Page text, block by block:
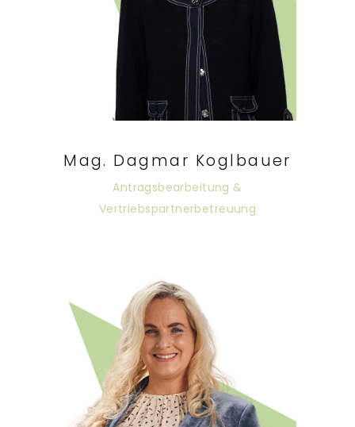
Mag. Dagmar Koglbauer
Antragsbearbeitung &
Vertriebspartnerbetreuung